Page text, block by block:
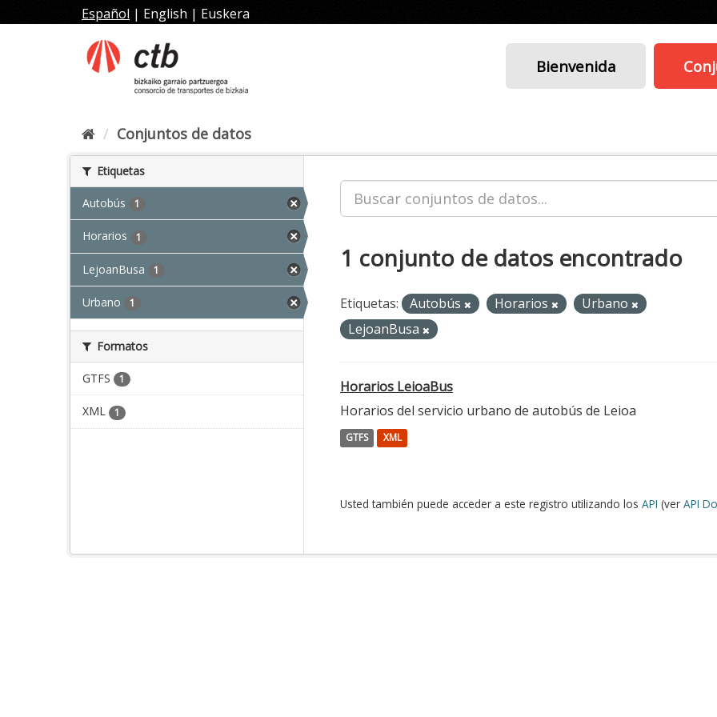
al
Español | English | Euskera
Bienvenida
Conjuntos de datos
Etiquetas
Autobús 1
Horarios 1
LejoanBusa 1
Urbano 1
Formatos
GTFS 1
XML 1
1 conjunto de datos encontrado
Etiquetas: Autobús Horarios
Urbano
LejoanBusa
Horarios LeioaBus
Horarios del servicio urbano de autobús de Leioa
GTFS XML
Usted también puede acceder a este registro utilizando los API (ver API